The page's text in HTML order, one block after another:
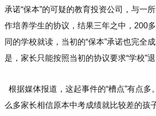
承诺“保本”的可疑的教育投资公司，与一
作培养学生的协议，结果三年之中，200
同的学校就读，当初的“保本”承诺也完全
是，家长只能按照当初的协议要求“学校”退
根据媒体报道，这起事件的“槽点”有点多
么多家长相信原本中考成绩就比较差的孩